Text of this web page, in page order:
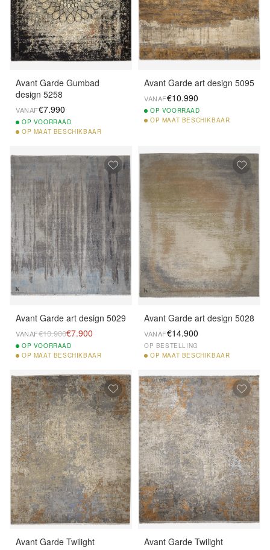
Avant Garde Gumbad
design 5258
VANAF€7.990
OP VOORRAAD
OP MAAT BESCHIKBAAR
Avant Garde art design 5095
VANAF€10.990
OP VOORRAAD
OP MAAT BESCHIKBAAR
Avant Garde art design 5029
VANAF€10.900€7.900
OP VOORRAAD
OP MAAT BESCHIKBAAR
Avant Garde art design 5028
VANAF€14.900
OP BESTELLING
OP MAAT BESCHIKBAAR
Avant Garde Twilight
Avant Garde Twilight